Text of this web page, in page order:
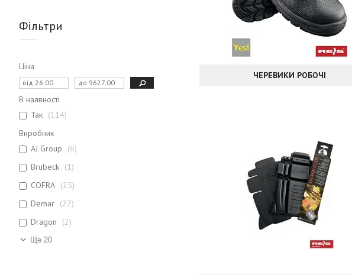
ЧЕРЕВИКИ РОБОЧІ
Фільтри
Ціна
В наявності
Так
114
Виробник
AJ Group
6
Brubeck
1
COFRA
25
Demar
27
Dragon
2
Ще 20